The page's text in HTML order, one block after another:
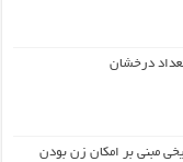
درخشان
مبنی بر امکان زن بودن